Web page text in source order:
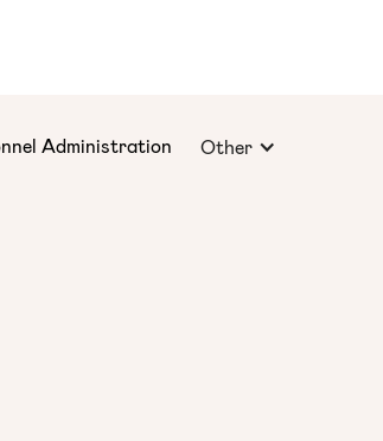
Administration Other